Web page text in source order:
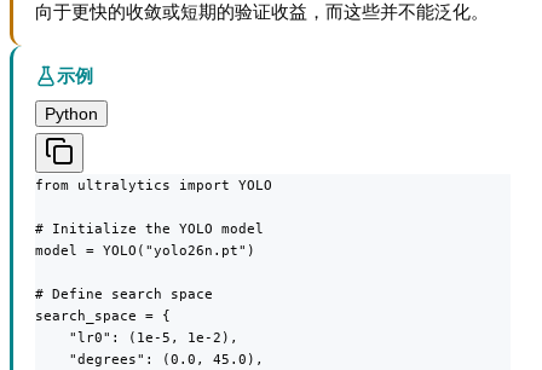
向于更快的收敛或短期的验证收益，而这些并不能泛化。
示例
Python
from ultralytics import YOLO
# Initialize the YOLO model
model = YOLO("yolo26n.pt")
# Define search space
search_space = {
    "lr0": (1e-5, 1e-2),
    "degrees": (0.0, 45.0),